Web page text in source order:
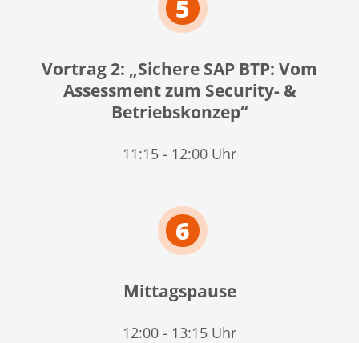
5
Vortrag 2: „Sichere SAP BTP: Vom
Assessment zum Security- &
Betriebskonzep“
11:15 - 12:00 Uhr
6
Mittagspause
12:00 - 13:15 Uhr